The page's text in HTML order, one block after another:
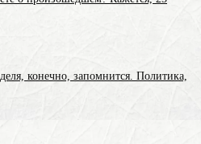
конечно, запомнится. Политика,